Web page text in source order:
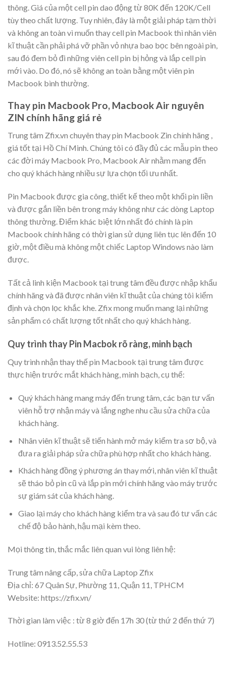
thông. Giá của một cell pin dao động từ 80K đến 120K/Cell
tùy theo chất lượng. Tuy nhiên, đây là một giải pháp tạm thời
và không an toàn vì muốn thay cell pin Macbook thì nhân viên
kĩ thuật cần phải phá vỡ phần vỏ nhựa bao bọc bên ngoài pin,
sau đó đem bỏ đi những viên cell pin bị hỏng và lắp cell pin
mới vào. Do đó, nó sẽ không an toàn bằng một viên pin
Macbook bình thường.
Thay pin Macbook Pro, Macbook Air nguyên
ZIN chính hãng giá rẻ
Trung tâm Zfix.vn chuyên thay pin Macbook Zin chính hãng ,
giá tốt tại Hồ Chí Minh. Chúng tôi có đầy đủ các mẫu pin theo
các đời máy Macbook Pro, Macbook Air nhằm mang đến
cho quý khách hàng nhiều sự lựa chọn tối ưu nhất.
Pin Macbook được gia công, thiết kế theo một khối pin liền
và được gắn liền bên trong máy không như các dòng Laptop
thông thường. Điểm khác biệt lớn nhất đó chính là pin
Macbook chính hãng có thời gian sử dụng liên tục lên đến 10
giờ, một điều mà không một chiếc Laptop Windows nào làm
được.
Tất cả linh kiện Macbook tại trung tâm đều được nhập khẩu
chính hãng và đã được nhân viên kĩ thuật của chúng tôi kiểm
định và chọn lọc khắc khe. Zfix mong muốn mang lại những
sản phẩm có chất lượng tốt nhất cho quý khách hàng.
Quy trình thay Pin Macbok rõ ràng, minh bạch
Quy trình nhận thay thế pin Macbook tại trung tâm được
thực hiện trước mắt khách hàng, minh bạch, cụ thể:
Quý khách hàng mang máy đến trung tâm, các bạn tư vấn
viên hỗ trợ nhận máy và lắng nghe nhu cầu sửa chữa của
khách hàng.
Nhân viên kĩ thuật sẽ tiến hành mở máy kiểm tra sơ bộ, và
đưa ra giải pháp sửa chữa phù hợp nhất cho khách hàng.
Khách hàng đồng ý phương án thay mới, nhân viên kĩ thuật
sẽ tháo bỏ pin cũ và lắp pin mới chính hãng vào máy trước
sự giám sát của khách hàng.
Giao lại máy cho khách hàng kiểm tra và sau đó tư vấn các
chế độ bảo hành, hậu mại kèm theo.
Mọi thông tin, thắc mắc liên quan vui lòng liên hệ:
Trung tâm nâng cấp, sửa chữa Laptop Zfix
Địa chỉ: 67 Quân Sự, Phường 11, Quận 11, TPHCM
Website: https://zfix.vn/
Thời gian làm việc : từ 8 giờ đến 17h 30 (từ thứ 2 đến thứ 7)
Hotline: 0913.52.55.53